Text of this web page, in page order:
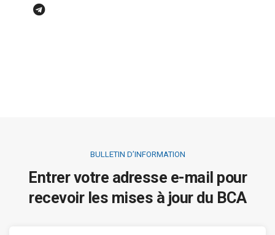
BULLETIN D’INFORMATION
Entrer votre adresse e-mail pour
recevoir les mises à jour du BCA